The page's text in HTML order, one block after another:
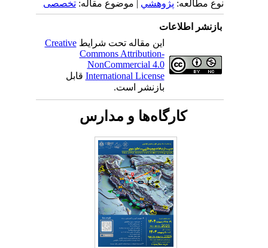
نوع مطالعه:پژوهشي| موضوع مقاله:تخصصی
بازنشر اطلاعات
این مقاله تحت شرایطCreative
Commons Attribution-
NonCommercial 4.0
International Licenseقابل
بازنشر است.
کارگاه‌ها و مدارس